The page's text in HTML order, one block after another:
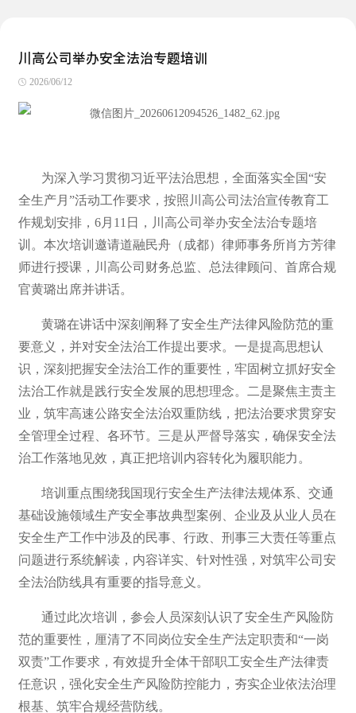
川高公司举办安全法治专题培训
2026/06/12
为深入学习贯彻习近平法治思想，全面落实全国“安
全生产月”活动工作要求，按照川高公司法治宣传教育工
作规划安排，6月11日，川高公司举办安全法治专题培
训。本次培训邀请道融民舟（成都）律师事务所肖方芳律
师进行授课， 川高公司财务总监、总法律顾问、首席合规
官黄璐出席并讲话。
黄璐在讲话中深刻阐释了安全生产法律风险防范的重
要意义，并对安全法治工作提出要求。一是提高思想认
识，深刻把握安全法治工作的重要性，牢固树立抓好安全
法治工作就是践行安全发展的思想理念。二是聚焦主责主
业，筑牢高速公路安全法治双重防线，把法治要求贯穿安
全管理全过程、各环节。三是从严督导落实，确保安全法
治工作落地见效，真正把培训内容转化为履职能力。
培训重点围绕我国现行安全生产法律法规体系、交通
基础设施领域生产安全事故典型案例、企业及从业人员在
安全生产工作中涉及的民事、行政、刑事三大责任等重点
问题进行系统解读，内容详实、针对性强，对筑牢公司安
全法治防线具有重要的指导意义。
通过此次培训，参会人员深刻认识了安全生产风险防
范的重要性，厘清了不同岗位安全生产法定职责和“一岗
双责”工作要求，有效提升全体干部职工安全生产法律责
任意识，强化安全生产风险防控能力，夯实企业依法治理
根基、筑牢合规经营防线。